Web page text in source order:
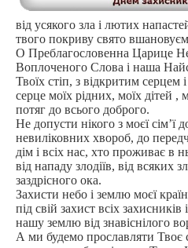
Наші випускники
Історична довідка
від усякого зла і лютих
твого покриву свято
О Преблагословенна Царице
Воплоченого Слова і наша
Твоїх стіп, з відкритим
серце моїх рідних, моїх дітей ,
потяг до всього доброго.
Не допусти нікого з моєї сім’ї
невиліковних хвороб, до
дім і всіх нас, хто проживає в
від нападу злодіїв, від всяких
заздрісного ока.
Захисти небо і землю моєї
під свій захист всіх
нашу землю від знавіснілого
А ми будемо прославляти Твоє